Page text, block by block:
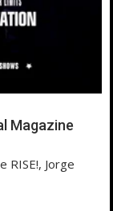
Magazine
RISE!, Jorge